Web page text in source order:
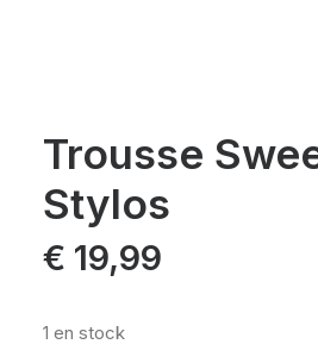
Trousse
Stylos
€ 19,99
1 en stock